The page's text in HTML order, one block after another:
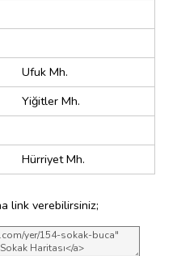
Ufuk Mh.
Yiğitler Mh.
Hürriyet Mh.
link verebilirsiniz;